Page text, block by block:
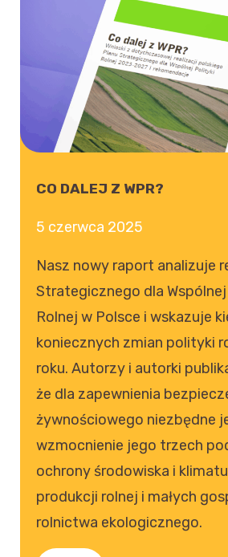
CO DALEJ Z WPR?
5 czerwca 2025
Nasz nowy raport analizuje
Strategicznego dla
Rolnej w Polsce i wskazuje
koniecznych zmian polityki
roku. Autorzy i autorki
że dla zapewnienia
żywnościowego niezbędne
wzmocnienie jego trzech
ochrony środowiska i
produkcji rolnej i małych
rolnictwa ekologicznego.